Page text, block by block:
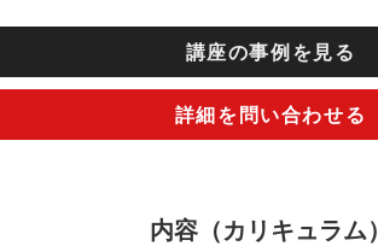
講座の事例を見る
詳細を問い合わせる
内容（カリキュラム）